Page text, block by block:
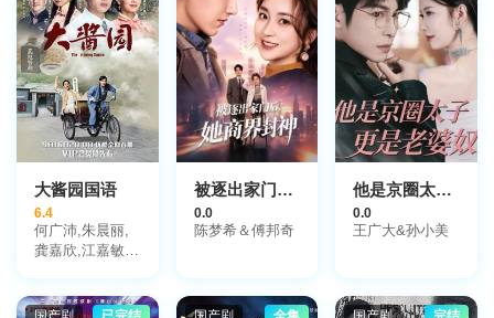
大酱园国语
6.4
何广沛,朱晨丽,
龚嘉欣,江嘉敏,
杨卓娜,袁文杰,
被逐出家门后，她商界封神
0.0
陈梦希＆傅邦奇
他是京圈太子更是老婆奴
0.0
王广大&孙小美